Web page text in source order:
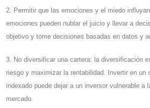
2. Permitir que las emociones y el miedo
emociones pueden nublar el juicio y llevar a
objetivo y tome decisiones basadas en datos y
3. No diversificar una cartera: la diversificación
riesgo y maximizar la rentabilidad. Invertir en un
indexado puede dejar a un inversor vulnerable a
mercado.